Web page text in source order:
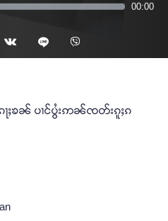
00:00
ႈၶၼ် ပၢင်ပွႆးဢၼ်ၸတ်းၵူႈၵ